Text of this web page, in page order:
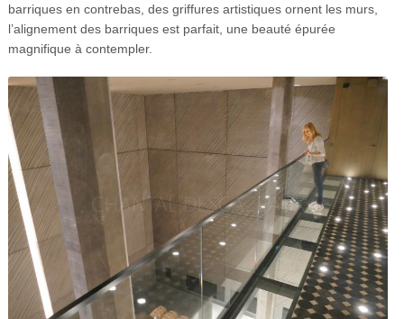
barriques en contrebas, des griffures artistiques ornent les murs,
l’alignement des barriques est parfait, une beauté épurée
magnifique à contempler.